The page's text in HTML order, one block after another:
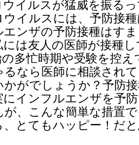
イルスが猛威を振る
イルスには、予防接
エンザの予防接種はす
には友人の医師が接種
多忙時期や受験を控え
なら医師に相談され
かがでしょうか？予防
にインフルエンザを予
が、こんな簡単な措置
とてもハッピー！だ